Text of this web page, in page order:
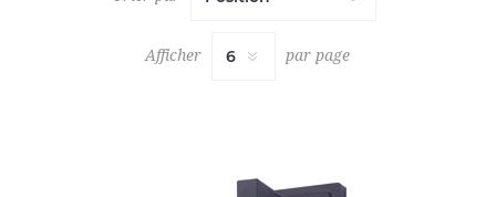
Afficher par page